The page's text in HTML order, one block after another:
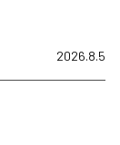
2026.8.5